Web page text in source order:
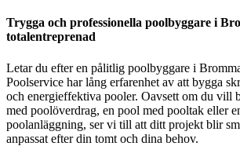
Trygga och professionella poolbyggare i
totalentreprenad
Letar du efter en pålitlig poolbyggare i
Poolservice har lång erfarenhet av att bygga
och energieffektiva pooler. Oavsett om du vill
med poolöverdrag, en pool med pooltak eller
poolanläggning, ser vi till att ditt projekt blir
anpassat efter din tomt och dina behov.